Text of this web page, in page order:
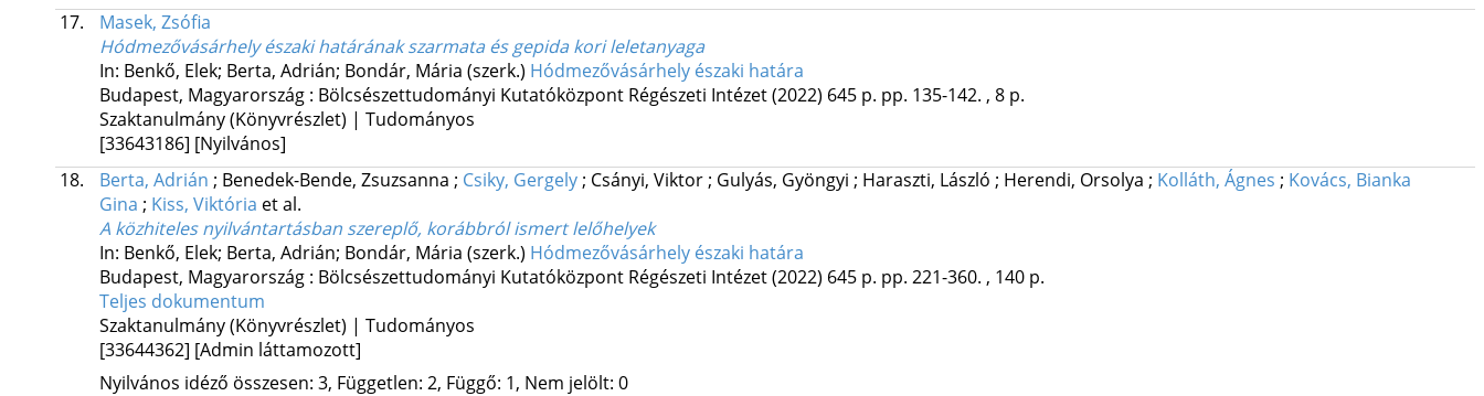
17.
Masek, Zsófia
Hódmezővásárhely északi határának szarmata és gepida kori leletanyaga
In: Benkő, Elek; Berta, Adrián; Bondár, Mária (szerk.) Hódmezővásárhely északi határa
Budapest, Magyarország : Bölcsészettudományi Kutatóközpont Régészeti Intézet(2022) 645 p. pp. 135-142. , 8 p.
Szaktanulmány (Könyvrészlet) | Tudományos
[33643186] [Nyilvános]
18.
Berta, Adrián ; Benedek-Bende, Zsuzsanna ; Csiky, Gergely; Csányi, Viktor; Gulyás, Gyöngyi ; Haraszti, László ; Herendi, Orsolya ; Kolláth, Ágnes ; Kovács, Bianka
Gina ; Kiss, Viktória et al.
A közhiteles nyilvántartásban szereplő, korábbról ismert lelőhelyek
In: Benkő, Elek; Berta, Adrián; Bondár, Mária (szerk.) Hódmezővásárhely északi határa
Budapest, Magyarország : Bölcsészettudományi Kutatóközpont Régészeti Intézet(2022) 645 p. pp. 221-360. , 140 p.
Teljes dokumentum
Szaktanulmány (Könyvrészlet) | Tudományos
[33644362] [Admin láttamozott]
Nyilvános idéző összesen: 3, Független: 2, Függő: 1, Nem jelölt: 0